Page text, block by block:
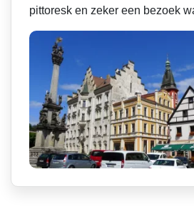
pittoresk en zeker een bezoek